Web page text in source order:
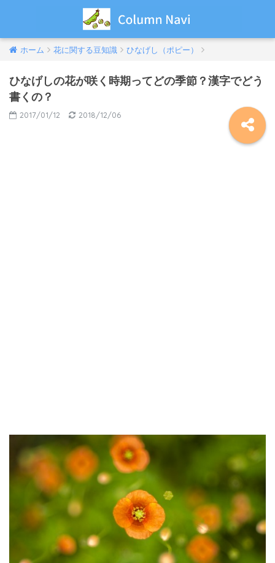
ホーム 花に関する豆知識 ひなげし（ポピー）
ひなげしの花が咲く時期ってどの季節？漢字でどう
書くの？
2017/01/12 2018/12/06